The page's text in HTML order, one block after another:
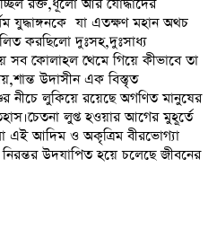
রক্ত,ধূলো আর যোদ্ধাদের
যুদ্ধাঙ্গনকে যা এতক্ষণ মহান অথচ
করছিলো দুঃসহ,দুঃসাধ্য
সব কোলাহল থেমে গিয়ে কীভাবে তা
উদাসীন এক বিস্তৃত
নীচে লুকিয়ে রয়েছে অগণিত মানুষের
লুপ্ত হওয়ার আগের মুহূর্তে
এই আদিম ও অকৃত্রিম বীরভোগ্যা
উদযাপিত হয়ে চলেছে জীবনের